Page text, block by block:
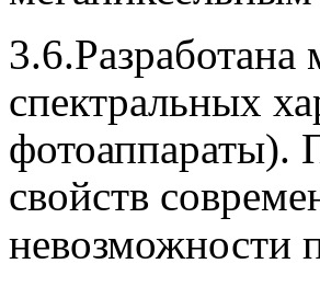
3.6.Разработана
спектральных
фотоаппараты).
свойств
невозможности